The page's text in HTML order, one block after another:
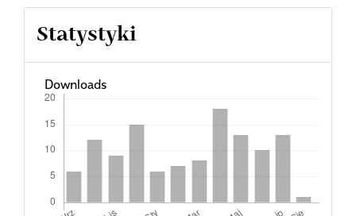
Statystyki
Downloads